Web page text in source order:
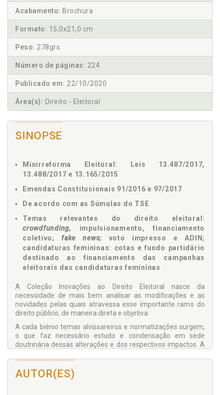
Acabamento: Brochura
Formato: 15,0x21,0 cm
Peso: 278grs.
Número de páginas: 224
Publicado em: 22/10/2020
Área(s): Direito - Eleitoral
SINOPSE
Minirreforma Eleitoral: Leis 13.487/2017,
13.488/2017 e 13.165/2015
Emendas Constitucionais 91/2016 e 97/2017
De acordo com as Súmulas do TSE
Temas relevantes do direito eleitoral:
crowdfunding, impulsionamento, financiamento
coletivo;fake news; voto impresso e ADIN;
candidaturas femininas: cotas e fundo partidário
destinado ao financiamento das campanhas
eleitorais das candidaturas femininas
A Coleção Inovações ao Direito Eleitoral nasce da
necessidade de mais bem analisar as modificações e as
novidades pelas quais atravessa esse importante ramo do
direito público, de maneira direta e objetiva.
A cada biênio temas alvissareiros e normatizações surgem,
o que faz necessário estudo e condensação em sede
doutrinária dessas alterações e dos respectivos impactos. A
uniformizá-los e tornar os assuntos mais palatáveis.
O presente volume aborda temas centrais no direito eleitoral
AUTOR(ES)